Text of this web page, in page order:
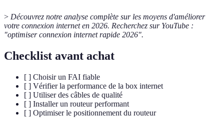
> Découvrez notre analyse complète sur les moyens d'améliorer
votre connexion internet en 2026. Recherchez sur YouTube :
"optimiser connexion internet rapide 2026".
Checklist avant achat
[ ] Choisir un FAI fiable
[ ] Vérifier la performance de la box internet
[ ] Utiliser des câbles de qualité
[ ] Installer un routeur performant
[ ] Optimiser le positionnement du routeur